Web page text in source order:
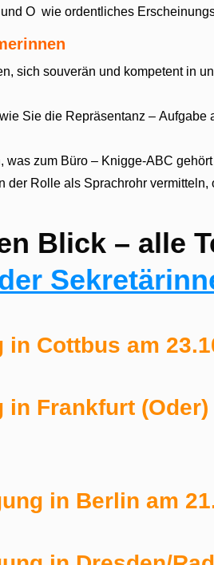
O wie ordentliches
sich souverän und kompetent in
Sie die Repräsentanz – Aufgabe
was zum Büro – Knigge-ABC
der Rolle als Sprachrohr vermitteln,
Blick – alle
in Cottbus am
in Frankfurt (Oder)
in Berlin am